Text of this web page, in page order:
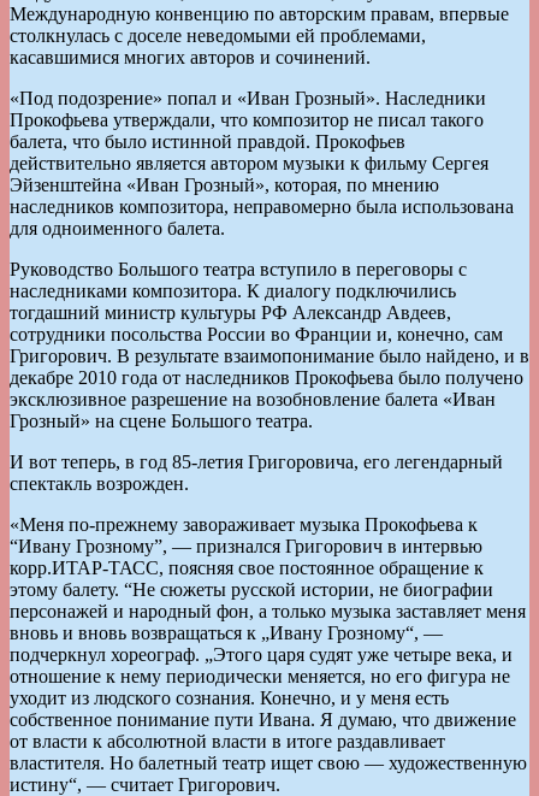
Международную конвенцию по авторским правам, впервые
столкнулась с доселе неведомыми ей проблемами,
касавшимися многих авторов и сочинений.
«Под подозрение» попал и «Иван Грозный». Наследники
Прокофьева утверждали, что композитор не писал такого
балета, что было истинной правдой. Прокофьев
действительно является автором музыки к фильму Сергея
Эйзенштейна «Иван Грозный», которая, по мнению
наследников композитора, неправомерно была использована
для одноименного балета.
Руководство Большого театра вступило в переговоры с
наследниками композитора. К диалогу подключились
тогдашний министр культуры РФ Александр Авдеев,
сотрудники посольства России во Франции и, конечно, сам
Григорович. В результате взаимопонимание было найдено, и в
декабре 2010 года от наследников Прокофьева было получено
эксклюзивное разрешение на возобновление балета «Иван
Грозный» на сцене Большого театра.
И вот теперь, в год 85-летия Григоровича, его легендарный
спектакль возрожден.
«Меня по-прежнему завораживает музыка Прокофьева к
“Ивану Грозному”, — признался Григорович в интервью
корр.ИТАР-ТАСС, поясняя свое постоянное обращение к
этому балету. “Не сюжеты русской истории, не биографии
персонажей и народный фон, а только музыка заставляет меня
вновь и вновь возвращаться к „Ивану Грозному“, —
подчеркнул хореограф. „Этого царя судят уже четыре века, и
отношение к нему периодически меняется, но его фигура не
уходит из людского сознания. Конечно, и у меня есть
собственное понимание пути Ивана. Я думаю, что движение
от власти к абсолютной власти в итоге раздавливает
властителя. Но балетный театр ищет свою — художественную
истину“, — считает Григорович.